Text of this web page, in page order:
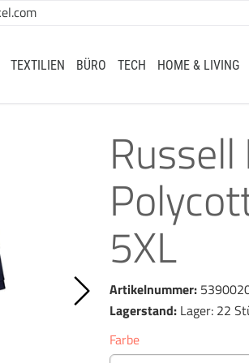
TEXTILIEN BÜRO TECH HOME & LIVING
5XL
Artikelnummer:
Lagerstand: Lager: 22
Farbe